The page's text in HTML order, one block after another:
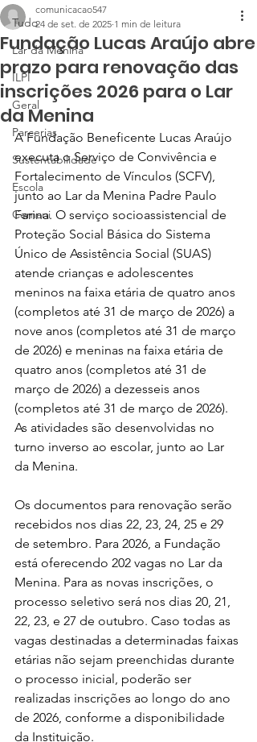
Tudo
Lar da Menina
ILPI
Geral
Parcerias
Sustentabilidade
Escola
Cemani
Fundação Lucas Araújo abre
prazo para renovação das
inscrições 2026 para o Lar
da Menina
comunicacao547
24 de set. de 2025 1 min de leitura
A Fundação Beneficente Lucas Araújo
executa o Serviço de Convivência e
Fortalecimento de Vínculos (SCFV),
junto ao Lar da Menina Padre Paulo
Farina. O serviço socioassistencial de
Proteção Social Básica do Sistema
Único de Assistência Social (SUAS)
atende crianças e adolescentes
meninos na faixa etária de quatro anos
(completos até 31 de março de 2026) a
nove anos (completos até 31 de março
de 2026) e meninas na faixa etária de
quatro anos (completos até 31 de
março de 2026) a dezesseis anos
(completos até 31 de março de 2026).
As atividades são desenvolvidas no
turno inverso ao escolar, junto ao Lar
da Menina.
Os documentos para renovação serão
recebidos nos dias 22, 23, 24, 25 e 29
de setembro. Para 2026, a Fundação
está oferecendo 202 vagas no Lar da
Menina. Para as novas inscrições, o
processo seletivo será nos dias 20, 21,
22, 23, e 27 de outubro. Caso todas as
vagas destinadas a determinadas faixas
etárias não sejam preenchidas durante
o processo inicial, poderão ser
realizadas inscrições ao longo do ano
de 2026, conforme a disponibilidade
da Instituição.